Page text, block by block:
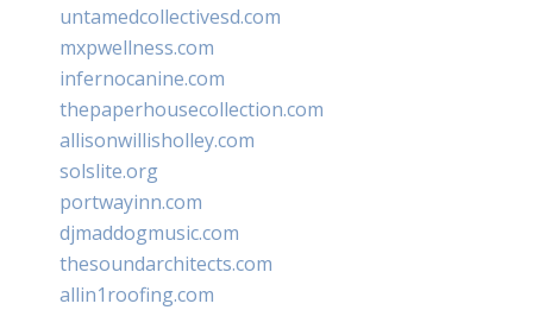
untamedcollectivesd.com
mxpwellness.com
infernocanine.com
thepaperhousecollection.com
allisonwillisholley.com
solslite.org
portwayinn.com
djmaddogmusic.com
thesoundarchitects.com
allin1roofing.com